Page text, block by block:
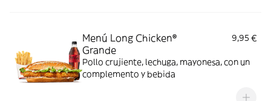
Menú Long Chicken®
Grande
9,95 €
Pollo crujiente, lechuga, mayonesa, con un
complemento y bebida